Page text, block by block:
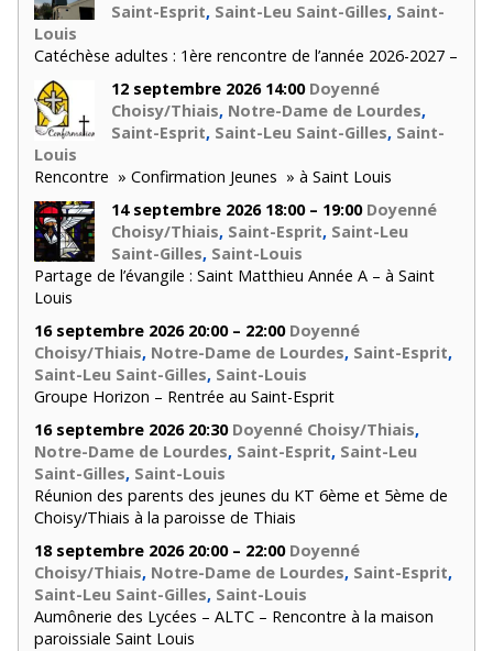
Saint-Esprit, Saint-Leu Saint-Gilles, Saint-
Louis
Catéchèse adultes : 1ère rencontre de l’année 2026-2027 –
12 septembre 2026 14:00 Doyenné
Choisy/Thiais, Notre-Dame de Lourdes,
Saint-Esprit, Saint-Leu Saint-Gilles, Saint-
Louis
Rencontre » Confirmation Jeunes » à Saint Louis
14 septembre 2026 18:00 – 19:00 Doyenné
Choisy/Thiais, Saint-Esprit, Saint-Leu
Saint-Gilles, Saint-Louis
Partage de l’évangile : Saint Matthieu Année A – à Saint
Louis
16 septembre 2026 20:00 – 22:00 Doyenné
Choisy/Thiais, Notre-Dame de Lourdes, Saint-Esprit,
Saint-Leu Saint-Gilles, Saint-Louis
Groupe Horizon – Rentrée au Saint-Esprit
16 septembre 2026 20:30 Doyenné Choisy/Thiais,
Notre-Dame de Lourdes, Saint-Esprit, Saint-Leu
Saint-Gilles, Saint-Louis
Réunion des parents des jeunes du KT 6ème et 5ème de
Choisy/Thiais à la paroisse de Thiais
18 septembre 2026 20:00 – 22:00 Doyenné
Choisy/Thiais, Notre-Dame de Lourdes, Saint-Esprit,
Saint-Leu Saint-Gilles, Saint-Louis
Aumônerie des Lycées – ALTC – Rencontre à la maison
paroissiale Saint Louis